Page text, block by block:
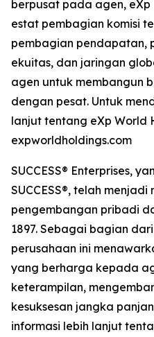
berpusat pada agen,
estat pembagian komisi
pembagian pendapatan,
ekuitas, dan jaringan
agen untuk membangun
dengan pesat. Untuk
lanjut tentang eXp World
expworldholdings.com
SUCCESS® Enterprises,
SUCCESS®, telah
pengembangan pribadi
1897. Sebagai bagian
perusahaan ini
yang berharga kepada
keterampilan,
kesuksesan jangka
informasi lebih lanjut